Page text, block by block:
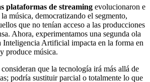
plataformas de streaming evolucionaron e
música, democratizando el segmento,
que no tenían acceso a las producciones
Ahora, experimentamos una segunda ola
Inteligencia Artificial impacta en la forma en
produce música.
que la tecnología irá más allá de
podría sustituir parcial o totalmente lo que